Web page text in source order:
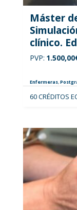
Máster
clínico.
PVP: 1.500,00
Enfermeras,
60 CRÉDITOS